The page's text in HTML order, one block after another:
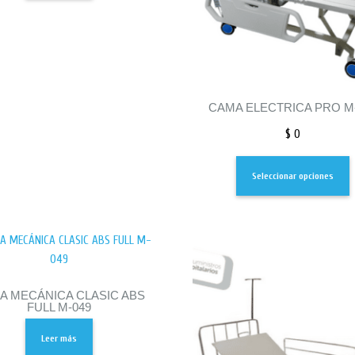
CAMA ELECTRICA PRO
$ 0
Seleccionar opciones
MECÁNICA CLASIC ABS
FULL M-049
Leer más